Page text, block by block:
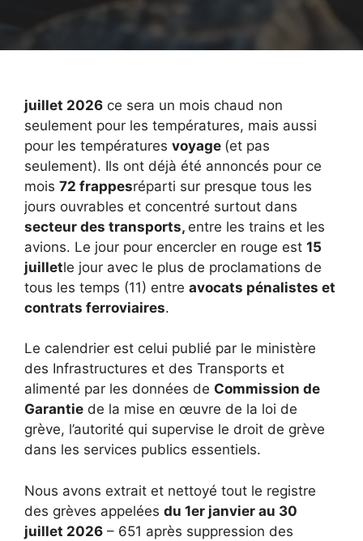
juillet 2026 ce sera un mois chaud non
seulement pour les températures, mais aussi
pour les températures voyage (et pas
seulement). Ils ont déjà été annoncés pour ce
mois 72 frappesréparti sur presque tous les
jours ouvrables et concentré surtout dans
secteur des transports, entre les trains et les
avions. Le jour pour encercler en rouge est 15
juilletle jour avec le plus de proclamations de
tous les temps (11) entre avocats pénalistes et
contrats ferroviaires.
Le calendrier est celui publié par le ministère
des Infrastructures et des Transports et
alimenté par les données de Commission de
Garantie de la mise en œuvre de la loi de
grève, l’autorité qui supervise le droit de grève
dans les services publics essentiels.
Nous avons extrait et nettoyé tout le registre
des grèves appelées du 1er janvier au 30
juillet 2026 – 651 après suppression des